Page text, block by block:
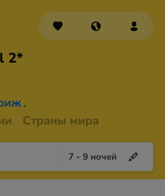
2*
,
Страны мира
7 - 9 ночей